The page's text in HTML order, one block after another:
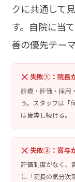
クに共通して
す。自院に当
善の優先テーマ
失敗①：院長
診療・評価・採用
う。スタッフは「
は疲弊し続ける。
失敗②：賞与
評価制度がなく、
に「院長の気分次